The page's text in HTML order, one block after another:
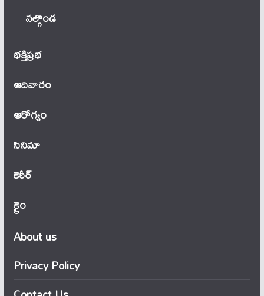
నల్గొండ
భక్తిప్రభ
ఆదివారం
ఆరోగ్యం
సినిమా
కెరీర్
క్రైం
About us
Privacy Policy